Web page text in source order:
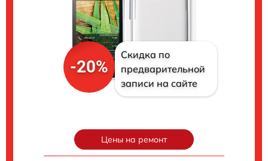
-20%
Скидка по
предварительной
записи на сайте
Цены на ремонт